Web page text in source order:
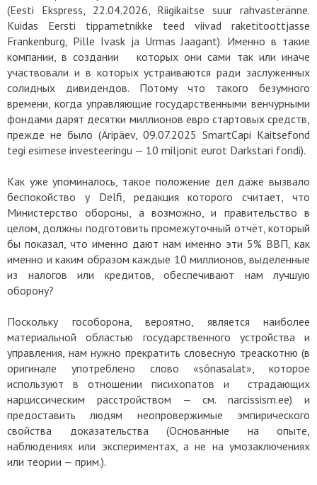
(Eesti Ekspress, 22.04.2026, Riigikaitse suur rahvasteränne.
Kuidas Eersti tippametnikke teed viivad raketitoottjasse
Frankenburg, Pille Ivask ja Urmas Jaagant). Именно в такие
компании, в создании которых они сами так или иначе
участвовали и в которых устраиваются ради заслуженных
солидных дивидендов. Потому что такого безумного
времени, когда управляющие государственными венчурными
фондами дарят десятки миллионов евро стартовых средств,
прежде не было (Äripäev, 09.07.2025 SmartCapi Kaitsefond
tegi esimese investeeringu — 10 miljonit eurot Darkstari fondi).
Как уже упоминалось, такое положение дел даже вызвало
беспокойство у Delfi, редакция которого считает, что
Министерство обороны, а возможно, и правительство в
целом, должны подготовить промежуточный отчёт, который
бы показал, что именно дают нам именно эти 5% ВВП, как
именно и каким образом каждые 10 миллионов, выделенные
из налогов или кредитов, обеспечивают нам лучшую
оборону?
Поскольку гособорона, вероятно, является наиболее
материальной областью государственного устройства и
управления, нам нужно прекратить словесную треаскотню (в
оригинале употреблено слово «sõnasalat», которое
используют в отношении писихопатов и страдающих
нарциссическим расстройством — см. narcissism.ee) и
предоставить людям неопровержимые эмпирического
свойства доказательства (Основанные на опыте,
наблюдениях или экспериментах, а не на умозаключениях
или теории — прим.).